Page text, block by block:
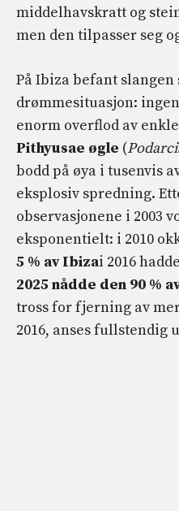
middelhavskratt og
men den tilpasser seg
På Ibiza befant
drømmesituasjon:
enorm overflod av
Pithyusae øgle (
bodd på øya i tusenvis
eksplosiv spredning.
observasjonene i 2003
eksponentielt: i 2010
5 % av Ibizai 2016
2025 nådde den 90 %
tross for fjerning av
2016, anses fullstendig